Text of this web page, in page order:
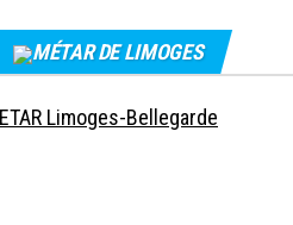
MÉTAR DE LIMOGES
Limoges-Bellegarde